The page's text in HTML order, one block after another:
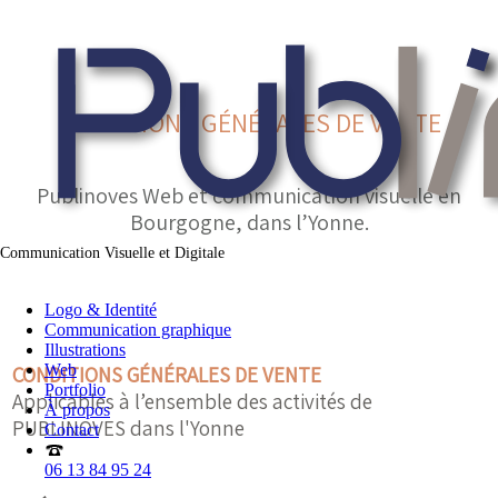
Communication Visuelle et Digitale
Logo & Identité
Communication graphique
Illustrations
Web
Portfolio
À propos
Contact
06 13 84 95 24
CONDITIONS GÉNÉRALES DE VENTE
Publinoves Web et communication visuelle en
Bourgogne, dans l’Yonne.
CONDITIONS GÉNÉRALES DE VENTE
Applicables à l’ensemble des activités de
PUBLINOVES dans l'Yonne